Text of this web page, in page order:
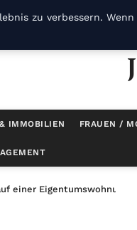
IMMOBILIEN FRAUEN /
einer Eigentumswohnung
zu verbessern.